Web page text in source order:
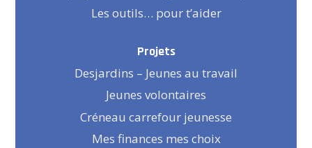
Les outils… pour t’aider
Projets
Desjardins – Jeunes au travail
Jeunes volontaires
Créneau carrefour jeunesse
Mes finances mes choix